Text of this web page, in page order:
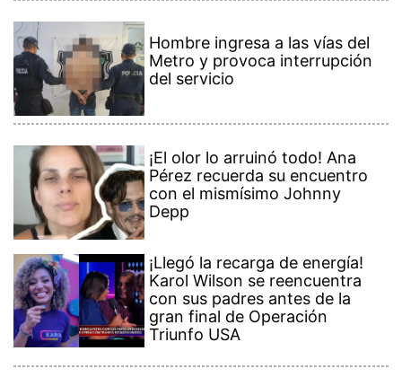
Metro y provoca interrupción
del servicio
Pérez recuerda su encuentro
con el mismísimo Johnny
Depp
Karol Wilson se reencuentra
con sus padres antes de la
gran final de Operación
Triunfo USA